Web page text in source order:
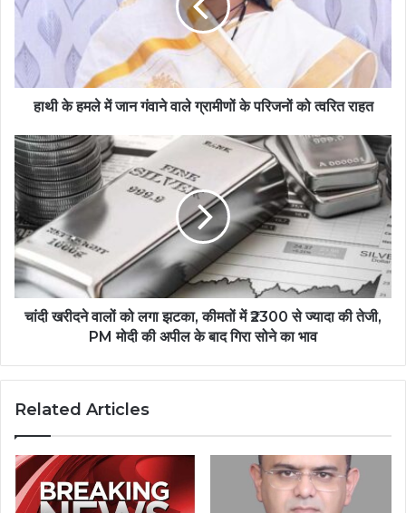
हाथी के हमले में जान गंवाने वाले ग्रामीणों के परिजनों को त्वरित राहत
चांदी खरीदने वालों को लगा झटका, कीमतों में ₹2300 से ज्यादा की तेजी,
PM मोदी की अपील के बाद गिरा सोने का भाव
Related Articles